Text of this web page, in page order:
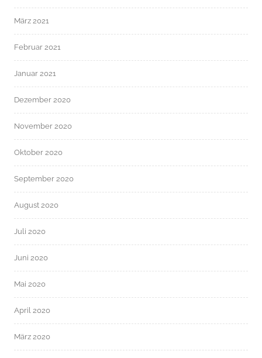
März 2021
Februar 2021
Januar 2021
Dezember 2020
November 2020
Oktober 2020
September 2020
August 2020
Juli 2020
Juni 2020
Mai 2020
April 2020
März 2020